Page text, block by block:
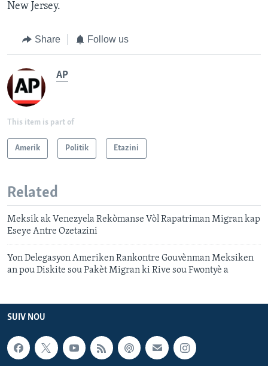
New Jersey.
Share Follow us
AP
This item is part of
Amerik Politik Etazini
Related
Meksik ak Venezyela Rekòmanse Vòl Rapatriman Migran kap
Eseye Antre Ozetazini
Yon Delegasyon Ameriken Rankontre Gouvènman Meksiken
an pou Diskite sou Pakèt Migran ki Rive sou Fwontyè a
SUIV NOU